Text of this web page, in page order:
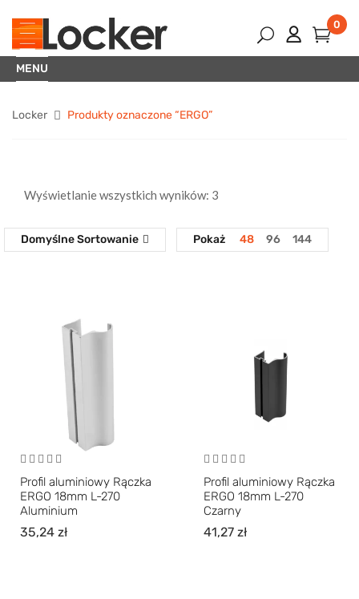
0
MENU
Locker Produkty oznaczone “ERGO”
Wyświetlanie wszystkich wyników: 3
Domyślne Sortowanie Pokaż 48 96 144
Profil aluminiowy Rączka
ERGO 18mm L-270
Aluminium
35,24 zł
Profil aluminiowy Rączka
ERGO 18mm L-270
Czarny
41,27 zł